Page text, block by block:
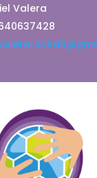
Valera